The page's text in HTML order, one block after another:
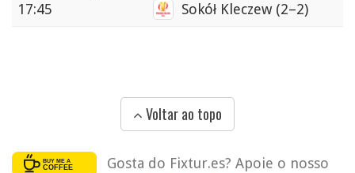
17:45
Sokół Kleczew (2–2)
Voltar ao topo
Gosta do Fixtur.es? Apoie o nosso